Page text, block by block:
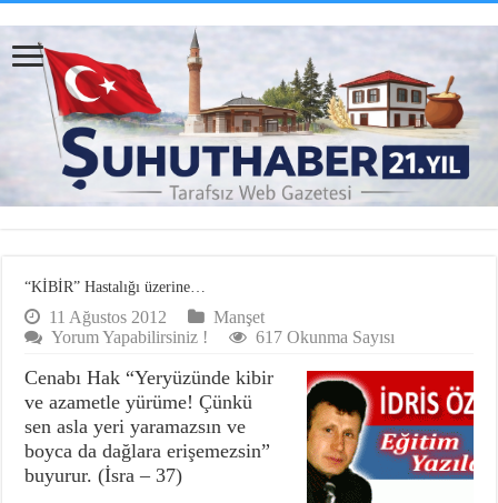
“KİBİR” Hastalığı üzerine…
11 Ağustos 2012
Manşet
Yorum Yapabilirsiniz !
617 Okunma Sayısı
Cenabı Hak “Yeryüzünde kibir
ve azametle yürüme! Çünkü
sen asla yeri yaramazsın ve
boyca da dağlara erişemezsin”
buyurur. (İsra – 37)